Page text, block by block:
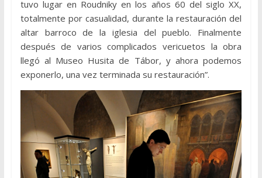
tuvo lugar en Roudniky en los años 60 del siglo XX,
totalmente por casualidad, durante la restauración del
altar barroco de la iglesia del pueblo. Finalmente
después de varios complicados vericuetos la obra
llegó al Museo Husita de Tábor, y ahora podemos
exponerlo, una vez terminada su restauración”.